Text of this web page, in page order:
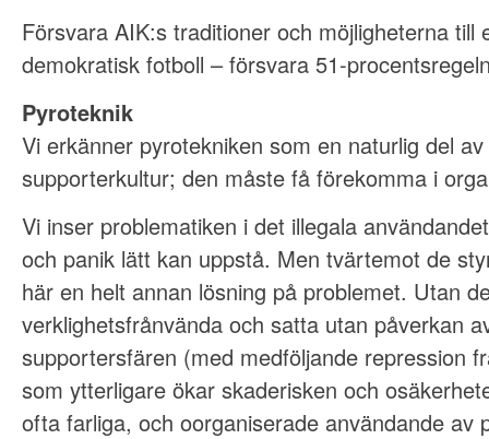
Försvara AIK:s traditioner och möjligheterna till
demokratisk fotboll – försvara 51-
Pyroteknik
Vi erkänner pyrotekniken som en naturlig del
supporterkultur; den måste få förekomma i
Vi inser problematiken i det illegala
och panik lätt kan uppstå. Men tvärtemot de
här en helt annan lösning på problemet. Utan
verklighetsfrånvända och satta utan påverkan
supportersfären (med medföljande repression
som ytterligare ökar skaderisken och
ofta farliga, och oorganiserade användande av